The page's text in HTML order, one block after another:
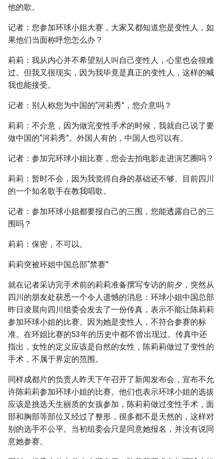
他的歌。
记者：您参加环球小姐大赛，大家又都知道您是变性人，如
果他们当面称呼您怎么办？
莉莉：我从内心并不希望别人叫自己变性人，心里也会很难
过。但我又很现实，因为我毕竟是真正的变性人，这样的喊
我也能接受。
记者：别人称您为中国的“河莉秀”，您介意吗？
莉莉：不介意，因为做完变性手术的时候，我就自己说了要
做中国的“河莉秀”。外国人有的，中国人也可以有。
记者：参加完环球小姐比赛，您会去拍电影走进演艺圈吗？
莉莉：暂时不会，因为我觉得自身的基础还不够。目前四川
的一个知名歌手在教我唱歌。
记者：参加环球小姐都要报自己的三围，您能透露自己的三
围吗？
莉莉：保密，不可以。
莉莉突被环姐中国总部“禁赛”
就在记者采访完手术前的莉莉准备撰写专访的前夕，突然从
四川的朋友处获悉一个令人遗憾的消息：环球小姐中国总部
昨日凌晨向四川组委会发去了一份传真，表示不能让陈莉莉
参加环球小姐的比赛。因为她是变性人，不符合参赛的标
准。在环姐比赛的53年的历史中都不曾出现过。传真中还
指出，女性的定义应该是自然的女性，陈莉莉做过了变性的
手术，不属于界定的范围。
同样成都片的负责人昨天下午召开了新闻发布会，宣布不允
许陈莉莉参加环球小姐的比赛。他们也表示环球小姐的选拔
应该是挑选天生丽质的女孩参加，陈莉莉做过变性手术，面
部和胸部等部位又经过了整形，很多都不是天然的，这样对
别的选手不公平。当初组委会只是同意她报名，并没有说同
意她参赛。